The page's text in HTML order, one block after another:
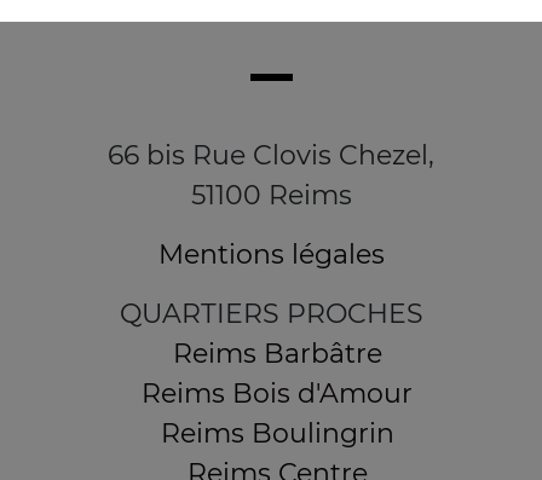
66 bis Rue Clovis Chezel,
51100 Reims
Mentions légales
QUARTIERS PROCHES
Reims Barbâtre
Reims Bois d'Amour
Reims Boulingrin
Reims Centre